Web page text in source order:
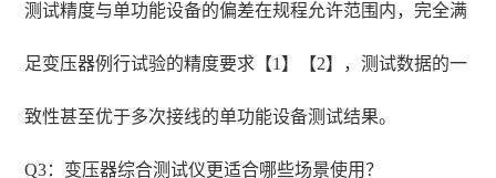
测试精度与单功能设备的偏差在规程允许范围内，完全满
足变压器例行试验的精度要求【1】【2】，测试数据的一
致性甚至优于多次接线的单功能设备测试结果。
Q3：变压器综合测试仪更适合哪些场景使用？